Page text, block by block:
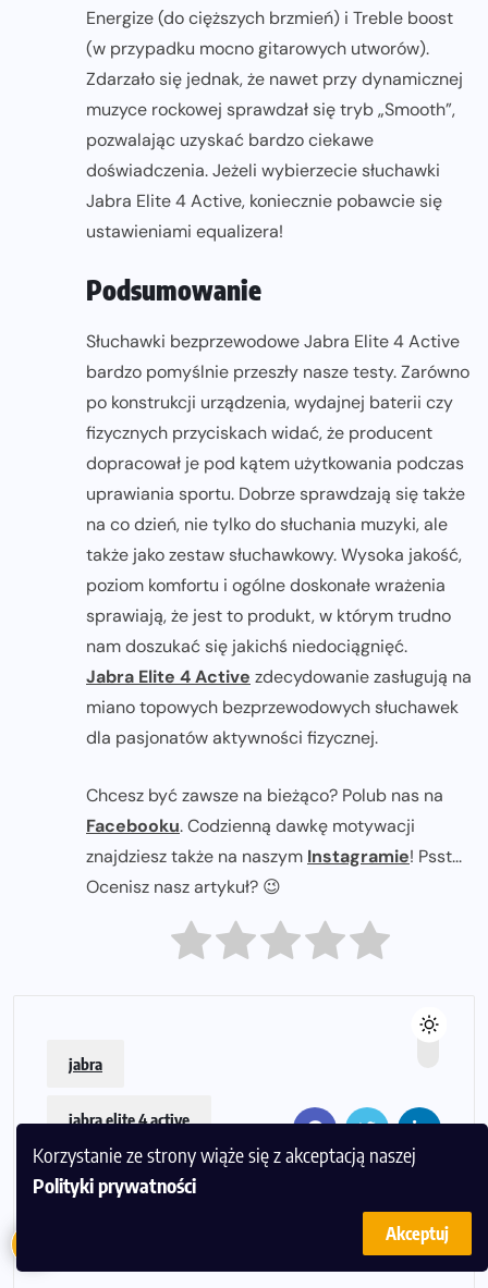
Korzystanie ze strony wiąże się z akceptacją naszej
Polityki prywatności
Akceptuj
Energize (do cięższych brzmień) i Treble boost
(w przypadku mocno gitarowych utworów).
Zdarzało się jednak, że nawet przy dynamicznej
muzyce rockowej sprawdzał się tryb „Smooth”,
pozwalając uzyskać bardzo ciekawe
doświadczenia. Jeżeli wybierzecie słuchawki
Jabra Elite 4 Active, koniecznie pobawcie się
ustawieniami equalizera!
Podsumowanie
Słuchawki bezprzewodowe Jabra Elite 4 Active
bardzo pomyślnie przeszły nasze testy. Zarówno
po konstrukcji urządzenia, wydajnej baterii czy
fizycznych przyciskach widać, że producent
dopracował je pod kątem użytkowania podczas
uprawiania sportu. Dobrze sprawdzają się także
na co dzień, nie tylko do słuchania muzyki, ale
także jako zestaw słuchawkowy. Wysoka jakość,
poziom komfortu i ogólne doskonałe wrażenia
sprawiają, że jest to produkt, w którym trudno
nam doszukać się jakichś niedociągnięć.
Jabra Elite 4 Active zdecydowanie zasługują na
miano topowych bezprzewodowych słuchawek
dla pasjonatów aktywności fizycznej.
Chcesz być zawsze na bieżąco? Polub nas na
Facebooku. Codzienną dawkę motywacji
znajdziesz także na naszym Instagramie! Psst...
Ocenisz nasz artykuł? 😉
jabra
jabra elite 4 active
słuchawki